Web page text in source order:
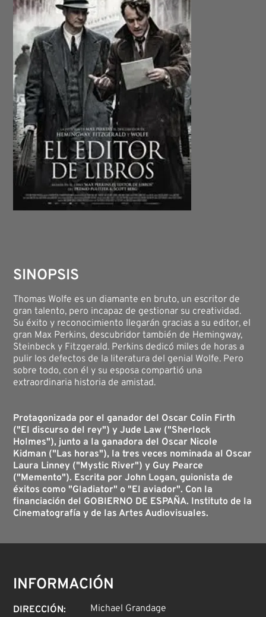
SINOPSIS
Thomas Wolfe es un diamante en bruto, un escritor de
gran talento, pero incapaz de gestionar su creatividad.
Su éxito y reconocimiento llegarán gracias a su editor, el
gran Max Perkins, descubridor también de Hemingway,
Steinbeck y Fitzgerald. Perkins dedicó miles de horas a
pulir los defectos de la literatura del genial Wolfe. Pero
sobre todo, con él y su esposa compartió una
extraordinaria historia de amistad.
Protagonizada por el ganador del Oscar Colin Firth
("El discurso del rey") y Jude Law ("Sherlock
Holmes"), junto a la ganadora del Oscar Nicole
Kidman ("Las horas"), la tres veces nominada al Oscar
Laura Linney ("Mystic River") y Guy Pearce
("Memento"). Escrita por John Logan, guionista de
éxitos como "Gladiator" o "El aviador". Con la
financiación del GOBIERNO DE ESPAÑA. Instituto de la
Cinematografía y de las Artes Audiovisuales.
INFORMACIÓN
DIRECCIÓN:
Michael Grandage